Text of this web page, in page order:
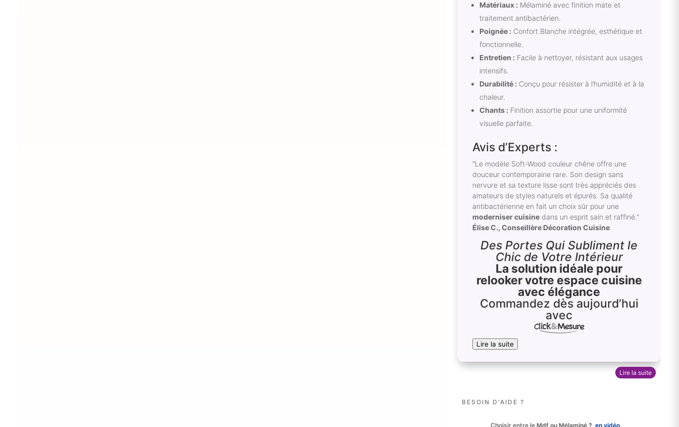
Matériaux : Mélaminé avec finition mate et
traitement antibactérien.
Poignée : Confort Blanche intégrée, esthétique et
fonctionnelle.
Entretien : Facile à nettoyer, résistant aux usages
intensifs.
Durabilité : Conçu pour résister à l’humidité et à la
chaleur.
Chants : Finition assortie pour une uniformité
visuelle parfaite.
Avis d’Experts :
"Le modèle Soft-Wood couleur chêne offre une
douceur contemporaine rare. Son design sans
nervure et sa texture lisse sont très appréciés des
amateurs de styles naturels et épurés. Sa qualité
antibactérienne en fait un choix sûr pour une
moderniser cuisine dans un esprit sain et raffiné."
Élise C., Conseillère Décoration Cuisine
Des Portes Qui Subliment le
Chic de Votre Intérieur
La solution idéale pour
relooker votre espace cuisine
avec élégance
Commandez dès aujourd’hui
avec
Lire la suite
Lire la suite
BESOIN D'AIDE ?
Choisir entre leMdf ou Mélaminé ? en vidéo